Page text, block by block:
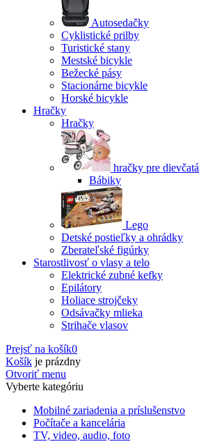
Autosedačky
Cyklistické prilby
Turistické stany
Mestské bicykle
Bežecké pásy
Stacionárne bicykle
Horské bicykle
Hračky
Hračky
hračky pre dievčatá
Bábiky
Lego
Detské postieľky a ohrádky
Zberateľské figúrky
Starostlivosť o vlasy a telo
Elektrické zubné kefky
Epilátory
Holiace strojčeky
Odsávačky mlieka
Strihače vlasov
Prejsť na košík0
Košík je prázdny
Otvoriť menu
Vyberte kategóriu
Mobilné zariadenia a príslušenstvo
Počítače a kancelária
TV, video, audio, foto